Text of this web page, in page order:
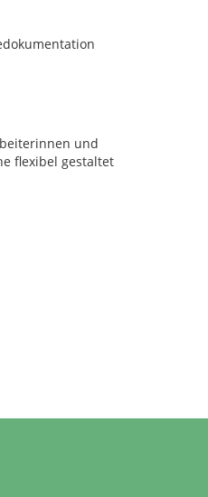
und
flexibel gestaltet